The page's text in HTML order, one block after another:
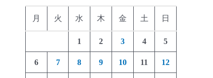
月 火 水 木 金 土 日
1 2 3 4 5
6 7 8 9 10 11 12